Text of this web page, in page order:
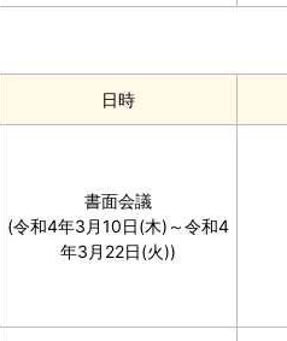
日時
書面会議
(令和4年3月10日(木)～令和4
年3月22日(火))